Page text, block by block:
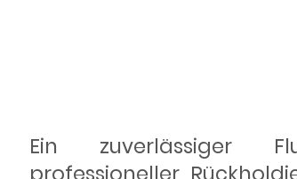
Ein zuverlässiger